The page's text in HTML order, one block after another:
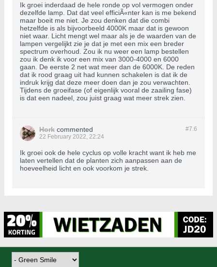
Ik groei inderdaad de hele ronde op vol vermogen onder
dezelfde lamp. Dat dat veel efficiÃ«nter kan is me bekend
maar boeit me niet. Je zou denken dat die combi
hetzelfde is als bijvoorbeeld 4000K maar dat is gewoon
niet waar. Licht mengt wel maar als je de waarden van de
lampen vergelijkt zie je dat je met een mix een breder
spectrum overhoud. Zou ik nu weer een lamp bestellen
zou ik denk ik voor een mix van 3000-4000 en 6000
gaan. De eerste 2 net wat meer dan de 6000K. De reden
dat ik rood graag uit had kunnen schakelen is dat ik de
indruk krijg dat deze meer doen dan je zou verwachten.
Tijdens de groeifase (of eigenlijk vooral de zaailing fase)
is dat een nadeel, zou juist graag wat meer strek zien.
#7.6
Hork commented
22 February 2022, 22:24
Ik groei ook de hele cyclus op volle kracht want ik heb me
laten vertellen dat de planten zich aanpassen aan de
hoeveelheid licht en ook voorkom je strek.